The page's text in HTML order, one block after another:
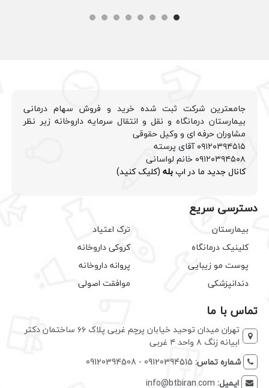
جامعترین شرکت ثبت شده خرید و فروش سهام درمانی
بیمارستان درمانگاه و نقل و انتقال سرمایه داروخانه زیر نظر
مشاوران حرفه ای و وکیل حقوقی
۰۹۱۲۰۳۹۴۵۱۵ آقای پرسته
۰۹۱۲۰۳۹۴۵۰۸ خانم لواسانی
کانال جدید ما در اپبله (کلیک کنید)
دسترسی سریع
بیمارستان
کلینیک درمانگاه
پوست مو زیبایی
دندانپزشکی
ترک اعتیاد
کروکی داروخانه
پروانه داروخانه
موافقت اصولی
تماس با ما
تهران میدان توحید خیابان پرچم غربی پلاک ۶۶ ساختمان دکتر
ابیانه زنگ ۸ واحد ۴ غربی
شماره تماس: 09120394515 - 09120394508
ایمیل: info@btbiran.com